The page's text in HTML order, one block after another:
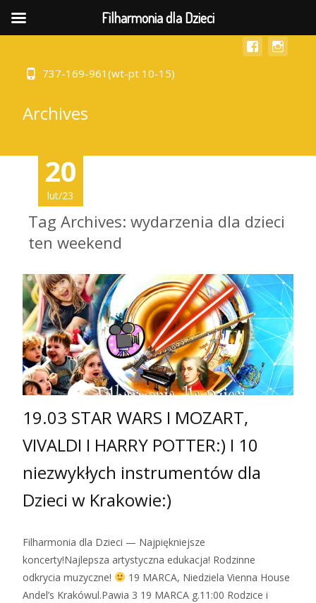
737-169-961(wt-pt 10-15)
Archives
Tag Archives: wydarzenia dla dzieci
ten weekend
20
lut/23
19.03 STAR WARS I MOZART,
VIVALDI I HARRY POTTER:) I 10
niezwykłych instrumentów dla
Dzieci w Krakowie:)
Filharmonia dla Dzieci — Najpiękniejsze
koncerty!Najlepsza artystyczna edukacja! Rodzinne
odkrycia muzyczne!
19 MARCA, Niedziela Vienna House
Andel’s Krakówul.Pawia 3 19 MARCA g.11:00 Rodzice i
Filharmonia dla Dzieci